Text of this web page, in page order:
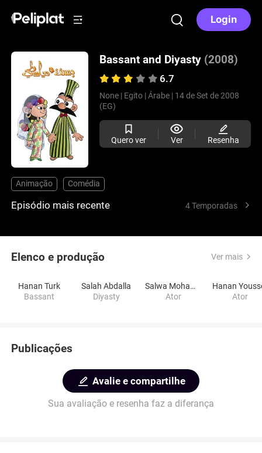
Login
Bassant and Diyasty (2008)
6.7
None | Egito | Árabe | 14 de Set de 2008
(EG)
Quero ver Ver Resenha
Animação Comédia
Episódio mais recente 4 Temporadas
Elenco e produção Ver mais
Hanan Turk
Bassant
Salah Abdalla
Diyasty
Salwa Mohamed Ali
Ator
Hanan
Ator
Publicações
Avalie e compartilhe
Sua avaliação e resenha faz a diferança